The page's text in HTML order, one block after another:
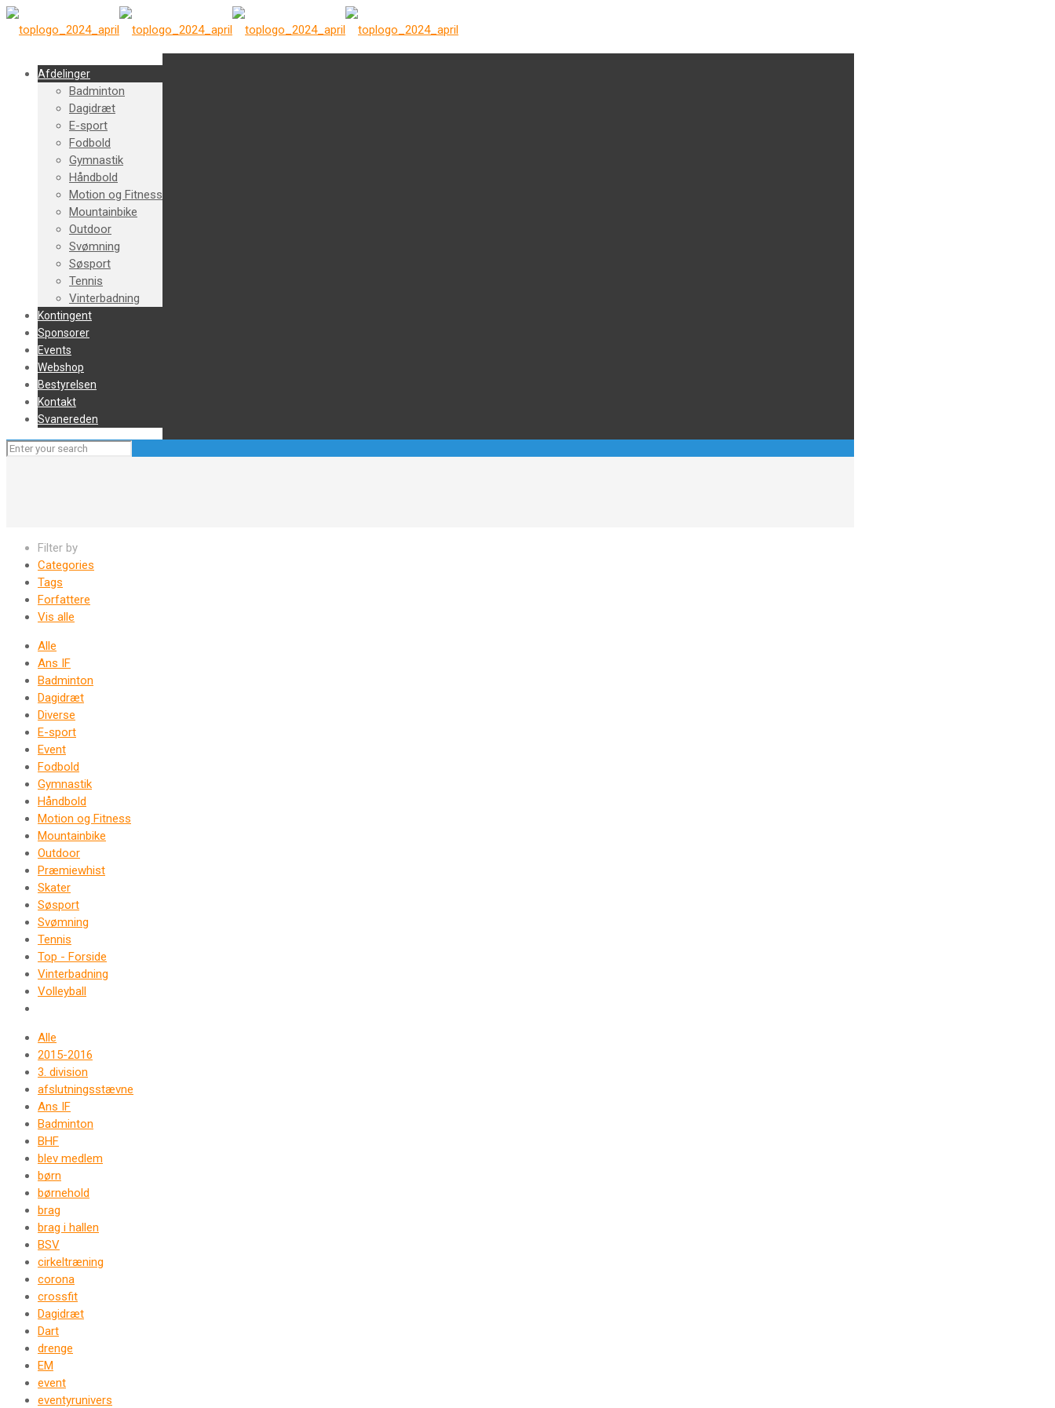
Afdelinger
Badminton
Dagidræt
E-sport
Fodbold
Gymnastik
Håndbold
Motion og Fitness
Mountainbike
Outdoor
Svømning
Søsport
Tennis
Vinterbadning
Kontingent
Sponsorer
Events
Webshop
Bestyrelsen
Kontakt
Svanereden
Filter by
Categories
Tags
Forfattere
Vis alle
Alle
Ans IF
Badminton
Dagidræt
Diverse
E-sport
Event
Fodbold
Gymnastik
Håndbold
Motion og Fitness
Mountainbike
Outdoor
Præmiewhist
Skater
Søsport
Svømning
Tennis
Top - Forside
Vinterbadning
Volleyball
Alle
2015-2016
3. division
afslutningsstævne
Ans IF
Badminton
BHF
blev medlem
børn
børnehold
brag
brag i hallen
BSV
cirkeltræning
corona
crossfit
Dagidræt
Dart
drenge
EM
event
eventyrunivers